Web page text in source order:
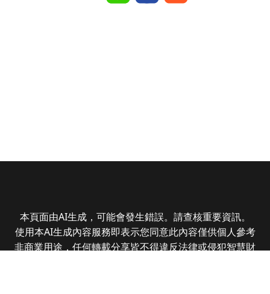
本頁面由AI生成，可能會發生錯誤。請查核重要資訊。
使用本AI生成內容服務即表示您同意此內容僅供個人參考
非商業用途，任何轉載分享皆不得違反法律或侵犯智慧財